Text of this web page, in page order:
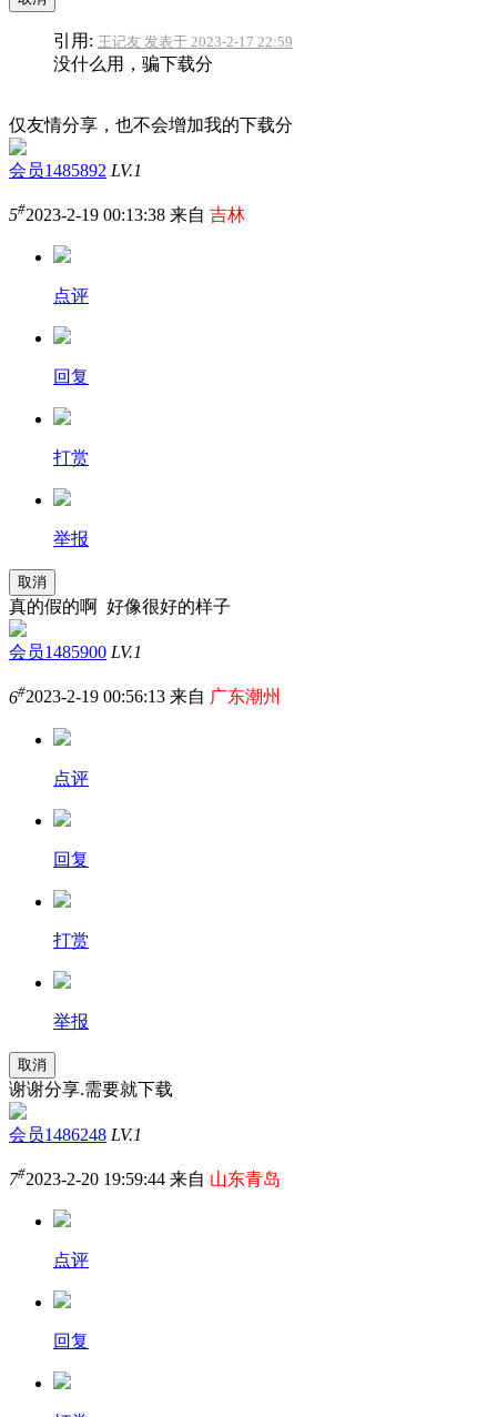
引用: 王记友 发表于 2023-2-17 22:59
没什么用，骗下载分
仅友情分享，也不会增加我的下载分
会员1485892 LV.1
5#2023-2-19 00:13:38 来自 吉林
点评
回复
打赏
举报
取消
真的假的啊 好像很好的样子
会员1485900 LV.1
6#2023-2-19 00:56:13 来自 广东潮州
点评
回复
打赏
举报
取消
谢谢分享.需要就下载
会员1486248 LV.1
7#2023-2-20 19:59:44 来自 山东青岛
点评
回复